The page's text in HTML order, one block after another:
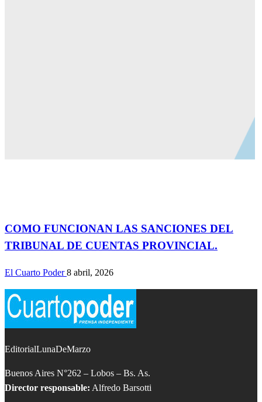
COMO FUNCIONAN LAS SANCIONES DEL
TRIBUNAL DE CUENTAS PROVINCIAL.
El Cuarto Poder8 abril, 2026
EditorialLunaDeMarzo
Buenos Aires N°262 – Lobos – Bs. As.
Director responsable: Alfredo Barsotti